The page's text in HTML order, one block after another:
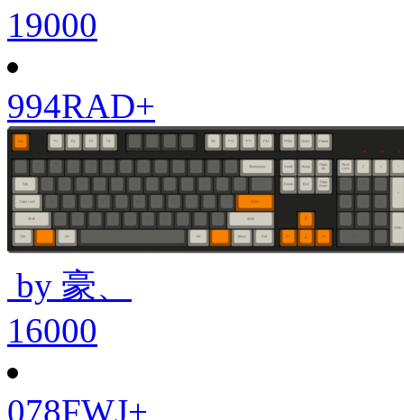
19000
994RAD+
by 豪、
16000
078FWJ+